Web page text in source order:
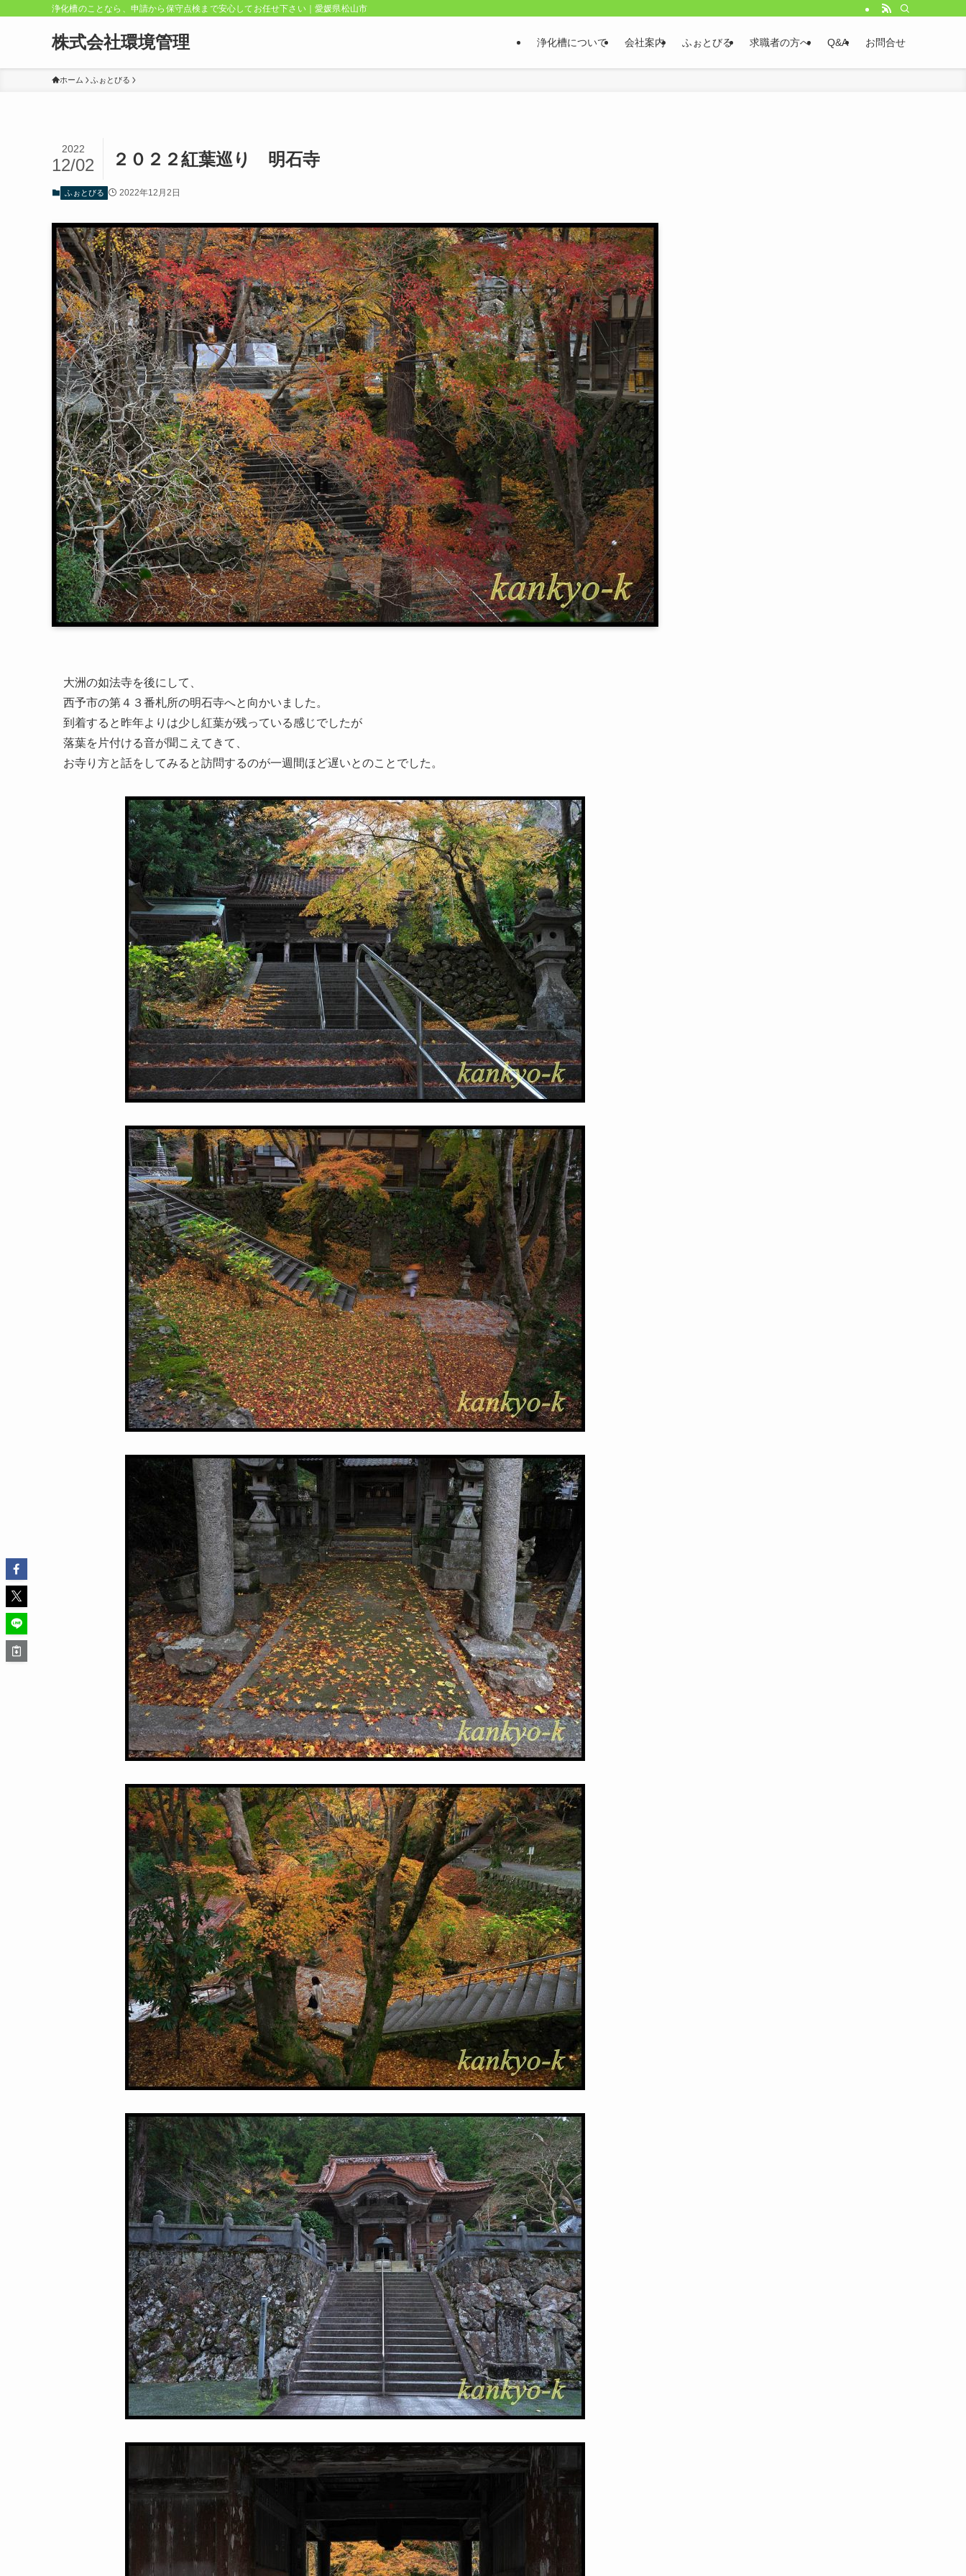
浄化槽のことなら、申請から保守点検まで安心してお任せ下さい｜愛媛県松山市
株式会社環境管理 浄化槽について 会社案内 ふぉとびる 求職者の方へ Q&A お問合せ
ホーム ふぉとびる
２０２２紅葉巡り 明石寺
2022
12/02
ふぉとびる 2022年12月2日
大洲の如法寺を後にして、
西予市の第４３番札所の明石寺へと向かいました。
到着すると昨年よりは少し紅葉が残っている感じでしたが
落葉を片付ける音が聞こえてきて、
お寺り方と話をしてみると訪問するのが一週間ほど遅いとのことでした。